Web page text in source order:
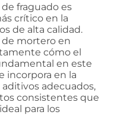
fraguado es
crítico en la
de alta calidad.
de mortero en
cómo el
en este
incorpora en la
adecuados,
consistentes que
para los